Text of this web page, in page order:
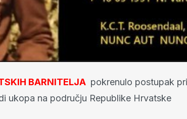
BARNITELJA pokrenulo postupak
ukopa na području Republike Hrvatske